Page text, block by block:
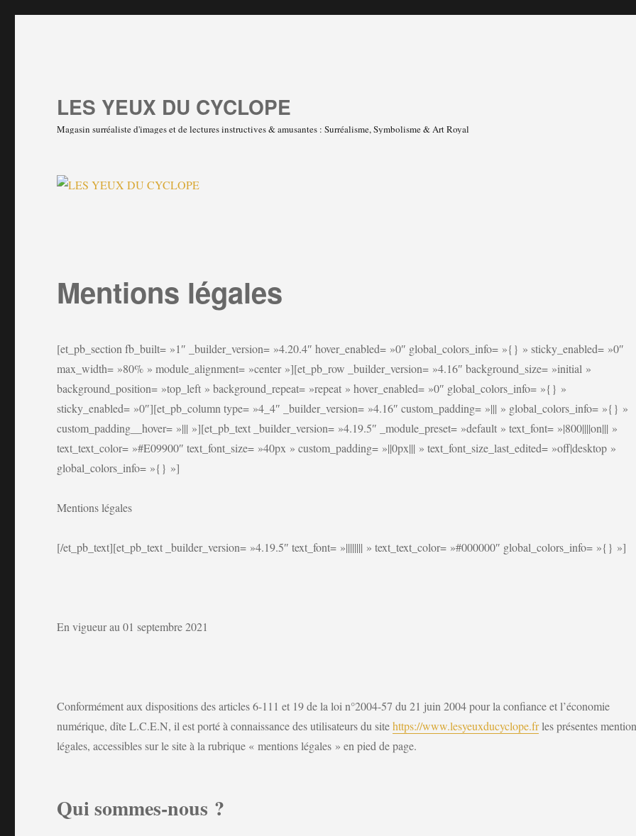
LES YEUX DU CYCLOPE
Magasin surréaliste d'images et de lectures instructives & amusantes : Surréalisme, Symbolisme & Art Royal
Mentions légales
[et_pb_section fb_built= »1″ _builder_version= »4.20.4″ hover_enabled= »0″ global_colors_info= »{} » sticky_enabled= »0″
max_width= »80% » module_alignment= »center »][et_pb_row _builder_version= »4.16″ background_size= »initial »
background_position= »top_left » background_repeat= »repeat » hover_enabled= »0″ global_colors_info= »{} »
sticky_enabled= »0″][et_pb_column type= »4_4″ _builder_version= »4.16″ custom_padding= »||| » global_colors_info= »{} »
custom_padding__hover= »||| »][et_pb_text _builder_version= »4.19.5″ _module_preset= »default » text_font= »|800||||on||| »
text_text_color= »#E09900″ text_font_size= »40px » custom_padding= »||0px||| » text_font_size_last_edited= »off|desktop »
global_colors_info= »{} »]
Mentions légales
[/et_pb_text][et_pb_text _builder_version= »4.19.5″ text_font= »|||||||| » text_text_color= »#000000″ global_colors_info= »{} »]
En vigueur au 01 septembre 2021
Conformément aux dispositions des articles 6-111 et 19 de la loi n°2004-57 du 21 juin 2004 pour la confiance et l’économie
numérique, dîte L.C.E.N, il est porté à connaissance des utilisateurs du sitehttps://www.lesyeuxducyclope.frles présentes
légales, accessibles sur le site à la rubrique « mentions légales » en pied de page.
Qui sommes-nous ?